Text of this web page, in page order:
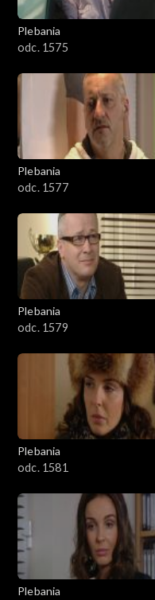
Plebania
odc. 1575
Plebania
odc. 1577
Plebania
odc. 1579
Plebania
odc. 1581
Plebania